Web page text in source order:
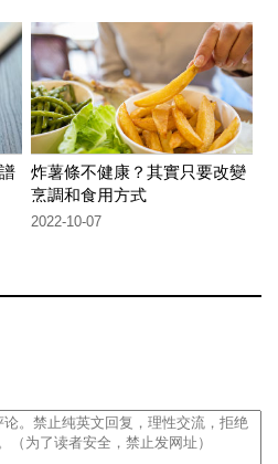
炸薯條不健康？其實只要改變
烹調和食用方式
2022-10-07